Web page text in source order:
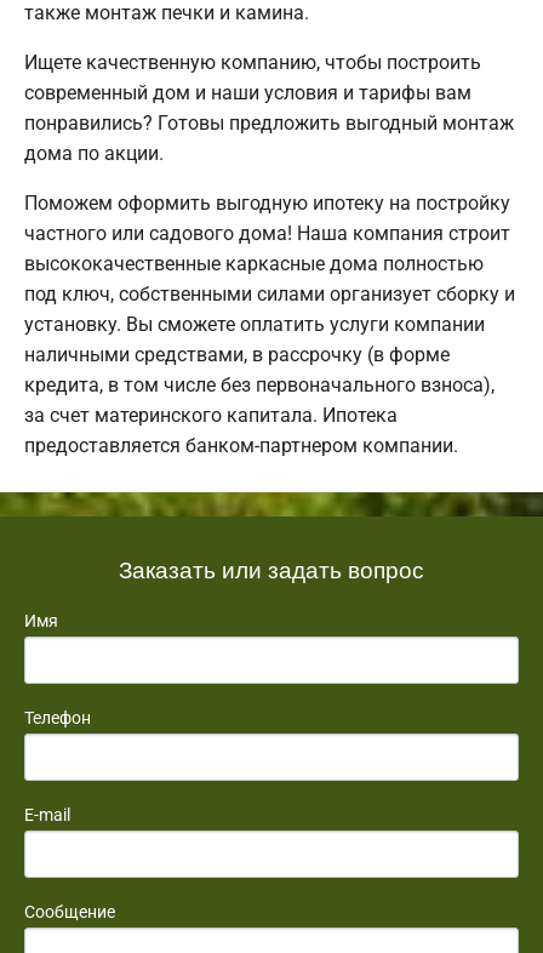
также монтаж печки и камина.
Ищете качественную компанию, чтобы построить
современный дом и наши условия и тарифы вам
понравились? Готовы предложить выгодный монтаж
дома по акции.
Поможем оформить выгодную ипотеку на постройку
частного или садового дома! Наша компания строит
высококачественные каркасные дома полностью
под ключ, собственными силами организует сборку и
установку. Вы сможете оплатить услуги компании
наличными средствами, в рассрочку (в форме
кредита, в том числе без первоначального взноса),
за счет материнского капитала. Ипотека
предоставляется банком-партнером компании.
Заказать или задать вопрос
Имя
Телефон
E-mail
Сообщение